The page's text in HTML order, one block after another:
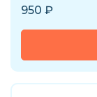
950 ₽